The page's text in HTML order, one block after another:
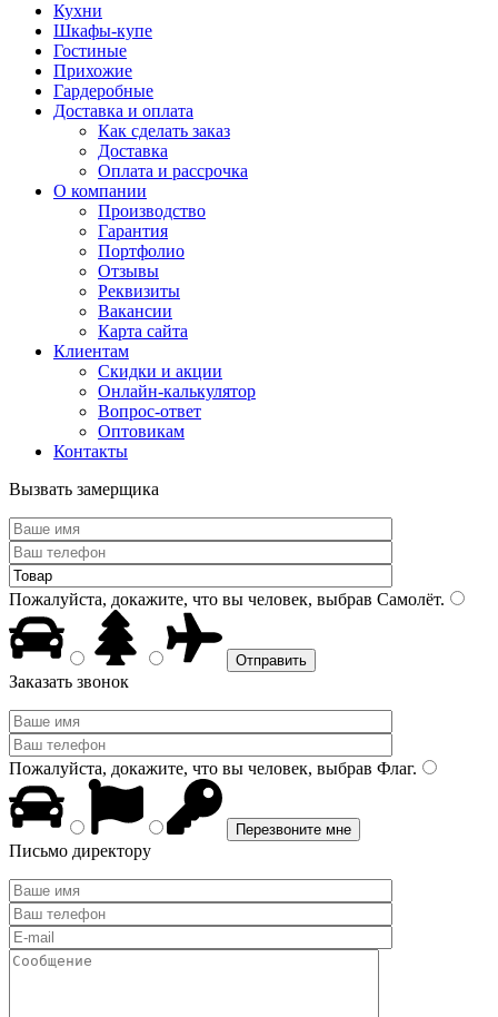
Кухни
Шкафы-купе
Гостиные
Прихожие
Гардеробные
Доставка и оплата
Как сделать заказ
Доставка
Оплата и рассрочка
О компании
Производство
Гарантия
Портфолио
Отзывы
Реквизиты
Вакансии
Карта сайта
Клиентам
Скидки и акции
Онлайн-калькулятор
Вопрос-ответ
Оптовикам
Контакты
Вызвать замерщика
Пожалуйста, докажите, что вы человек, выбрав Самолёт.
Заказать звонок
Пожалуйста, докажите, что вы человек, выбрав Флаг.
Письмо директору